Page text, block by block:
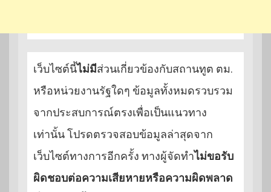
เว็บไซต์นี้ไม่มีส่วนเกี่ยวข้องกับสถานทูต ตม.
หรือหน่วยงานรัฐใดๆ ข้อมูลทั้งหมดรวบรวม
จากประสบการณ์ตรงเพื่อเป็นแนวทาง
เท่านั้น โปรดตรวจสอบข้อมูลล่าสุดจาก
เว็บไซต์ทางการอีกครั้ง ทางผู้จัดทำไม่ขอรับ
ผิดชอบต่อความเสียหายหรือความผิดพลาด